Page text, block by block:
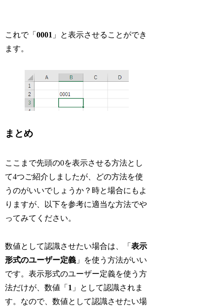
これで「0001 」と表示させることができ
ます。
まとめ
ここまで先頭の0を表示させる方法とし
て4つご紹介しましたが、どの方法を使
うのがいいでしょうか？時と場合にもよ
りますが、以下を参考に適当な方法でや
ってみてください。
数値として認識させたい場合は、「表示
形式のユーザー定義 」を使う方法がいい
です。表示形式のユーザー定義を使う方
法だけが、数値「 1 」として認識されま
す。なので、数値として認識させたい場